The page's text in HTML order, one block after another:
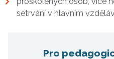
setrvání v hlavním
Pro